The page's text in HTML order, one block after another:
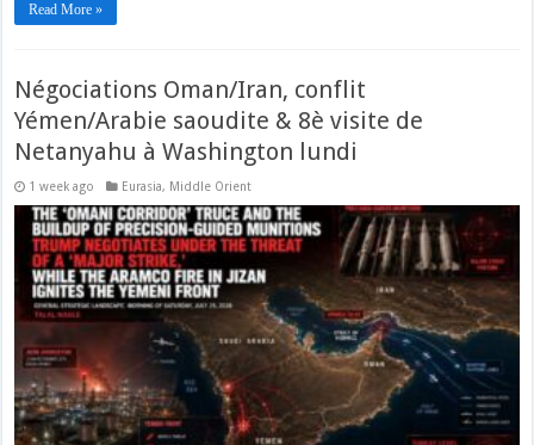
Read More »
Négociations Oman/Iran, conflit
Yémen/Arabie saoudite & 8è visite de
Netanyahu à Washington lundi
1 week ago Eurasia, Middle Orient